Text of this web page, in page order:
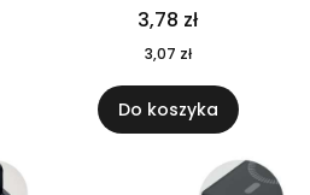
3,78 zł
3,07 zł
Do koszyka